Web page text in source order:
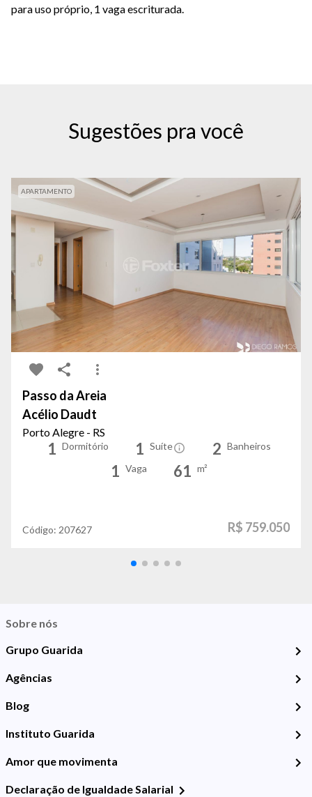
para uso próprio, 1 vaga escriturada.
Sugestões pra você
APARTAMENTO
Passo da Areia
Acélio Daudt
Porto Alegre - RS
1 Dormitório 1 Suíte 2 Banheiros
1 Vaga 61 m²
Código: 207627 R$ 759.050
Sobre nós
Grupo Guarida
Agências
Blog
Instituto Guarida
Amor que movimenta
Declaração de Igualdade Salarial